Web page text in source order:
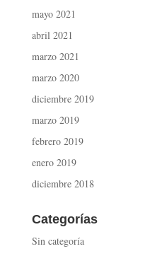
mayo 2021
abril 2021
marzo 2021
marzo 2020
diciembre 2019
marzo 2019
febrero 2019
enero 2019
diciembre 2018
Categorías
Sin categoría